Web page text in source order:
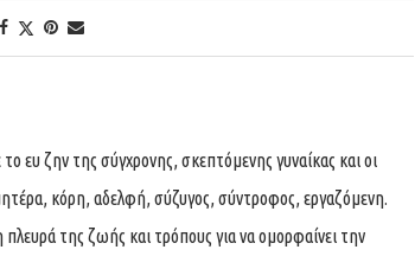
ευ ζην της σύγχρονης, σκεπτόμενης γυναίκας και οι
κόρη, αδελφή, σύζυγος, σύντροφος, εργαζόμενη.
της ζωής και τρόπους για να ομορφαίνει την